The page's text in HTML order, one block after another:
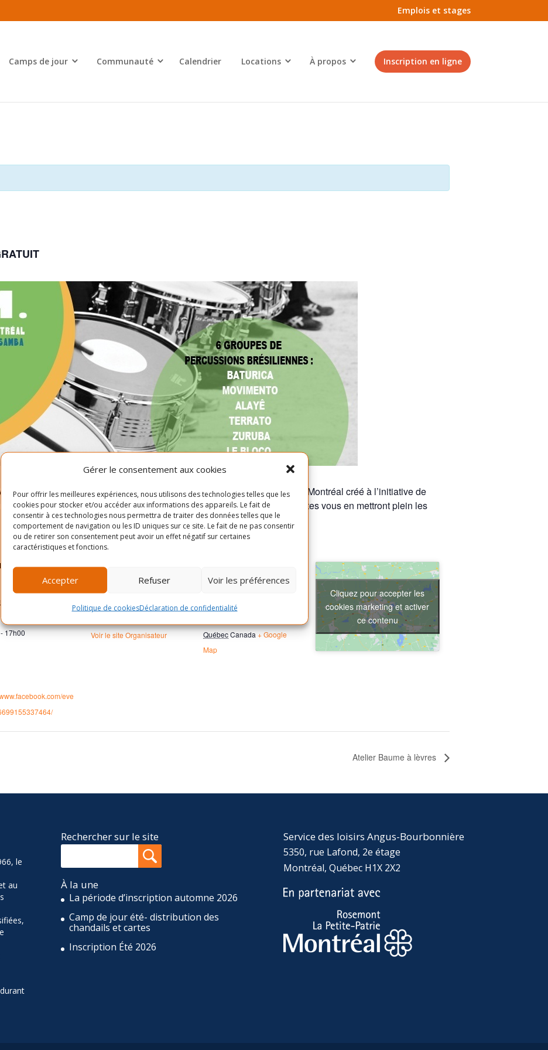
Gérer le consentement aux cookies
Pour offrir les meilleures expériences, nous utilisons des technologies telles que les
cookies pour stocker et/ou accéder aux informations des appareils. Le fait de
consentir à ces technologies nous permettra de traiter des données telles que le
comportement de navigation ou les ID uniques sur ce site. Le fait de ne pas consentir
ou de retirer son consentement peut avoir un effet négatif sur certaines
caractéristiques et fonctions.
Accepter Refuser Voir les préférences
Politique de cookiesDéclaration de confidentialité
Emplois et stages
Camps de jour Communauté Calendrier Locations À propos Inscription en ligne
est un regroupement de groupes de percussions brésiliennes de Montréal créé à l’initiative de
pour la première fois cesamedi 25 août.Six groupes de percussionnistes vous en mettront plein les
17h00
eve
ORGANISATEUR
SLAB
Voir le site Organisateur
Rue Masson, entre le
boulevard Saint-Michel et la
QuébecCanada + Google
Map
Cliquez pour accepter les
cookies marketing et activer
ce contenu
Atelier Baume à lèvres
le
au
Rechercher sur le site
À la une
La période d’inscription automne 2026
Camp de jour été- distribution des
chandails et cartes
Inscription Été 2026
Service des loisirs Angus-Bourbonnière
5350, rue Lafond, 2e étage
Montréal, Québec H1X 2X2